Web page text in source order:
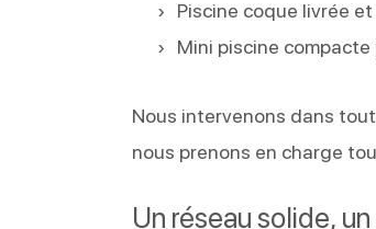
Piscine coque livrée
Mini piscine
Nous intervenons dans
nous prenons en charge
Un réseau solide,